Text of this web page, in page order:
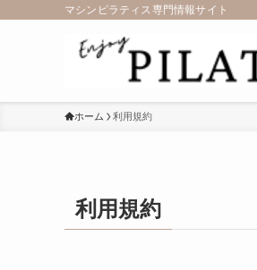
マシンピラティス専門情報サイト
ホーム 利用規約
利用規約